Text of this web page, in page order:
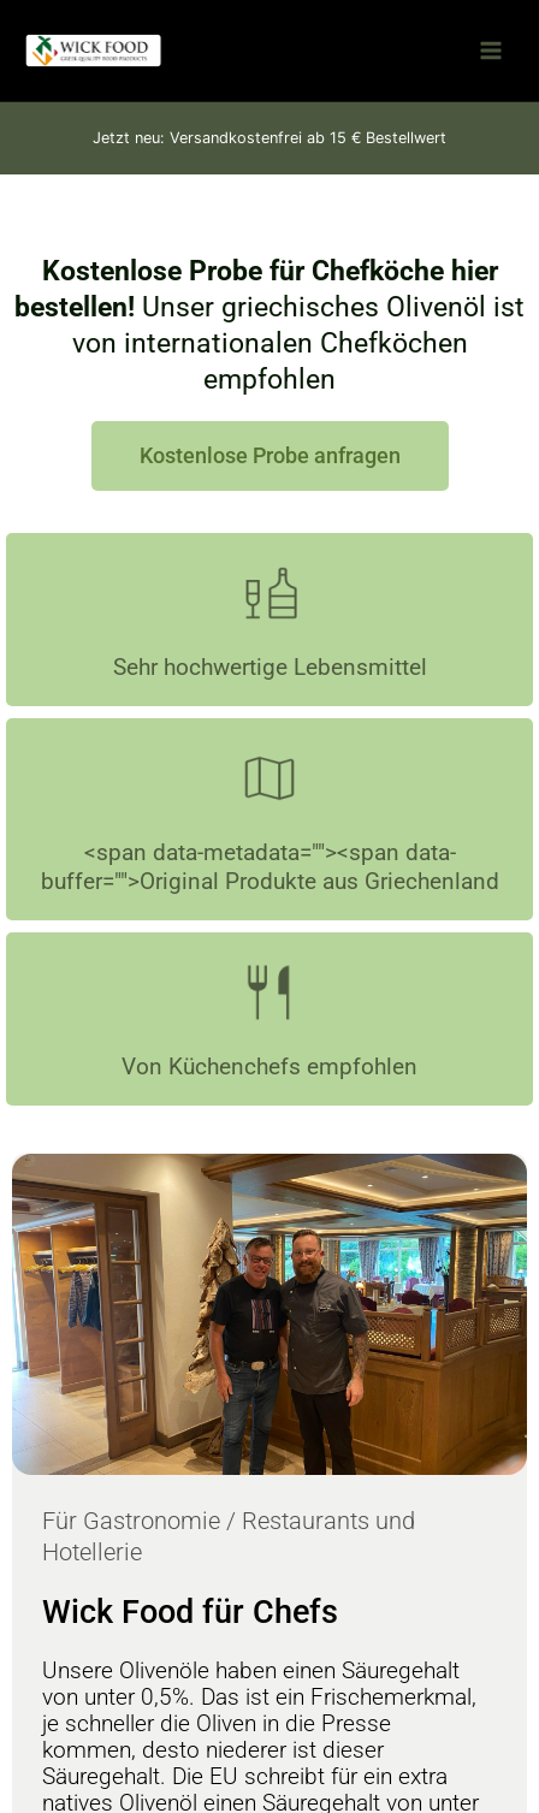
Inhalt
springen
Jetzt neu: Versandkostenfrei ab 15 € Bestellwert
Kostenlose Probe für Chefköche hier
bestellen! Unser griechisches Olivenöl ist
von internationalen Chefköchen
empfohlen
Kostenlose Probe anfragen
Sehr hochwertige Lebensmittel
<span data-metadata=""><span data-
buffer="">Original Produkte aus Griechenland
Von Küchenchefs empfohlen
Für Gastronomie / Restaurants und
Hotellerie
Wick Food für Chefs
Unsere Olivenöle haben einen Säuregehalt
von unter 0,5%. Das ist ein Frischemerkmal,
je schneller die Oliven in die Presse
kommen, desto niederer ist dieser
Säuregehalt. Die EU schreibt für ein extra
natives Olivenöl einen Säuregehalt von unter